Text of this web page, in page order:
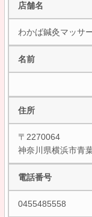
店舗名
わかば鍼灸マッサ
名前
住所
〒2270064
神奈川県横浜市青
電話番号
0455485558